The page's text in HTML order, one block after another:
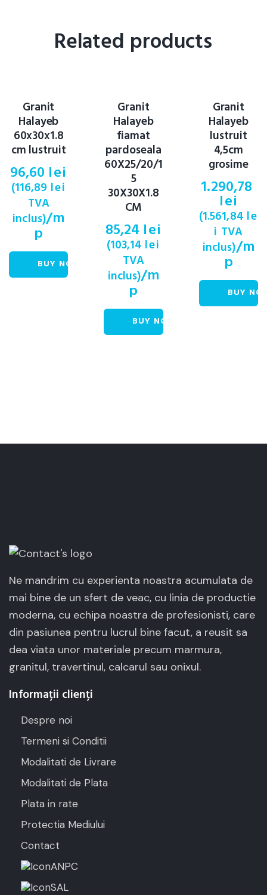
Related products
Granit
Halayeb
60x30x1.8
cm lustruit
96,60 lei
(116,89 lei
TVA
inclus)/m
p
BUY NOW
Granit
Halayeb
fiamat
pardoseala
60X25/20/1
5
30X30X1.8
CM
85,24 lei
(103,14 lei
TVA
inclus)/m
p
BUY NOW
Granit
Halayeb
lustruit
4,5cm
grosime
1.290,78
lei
(1.561,84 le
i TVA
inclus)/m
p
BUY
Ne mandrim cu experienta noastra acumulata de
mai bine de un sfert de veac, cu linia de productie
moderna, cu echipa noastra de profesionisti, care
din pasiunea pentru lucrul bine facut, a reusit sa
dea viata unor materiale precum marmura,
granitul, travertinul, calcarul sau onixul.
Informații clienți
Despre noi
Termeni si Conditii
Modalitati de Livrare
Modalitati de Plata
Plata in rate
Protectia Mediului
Contact
ANPC
SAL